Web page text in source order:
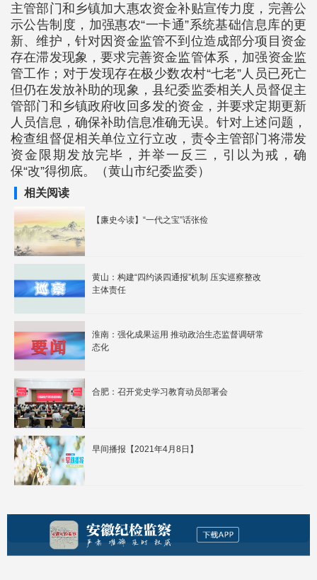
主管部门和乡镇加大惠农资金补贴宣传力度，完善公
示公告制度，加强惠农“一卡通”系统基础信息库的更
新、维护，针对因资金监管不到位造成部分项目资金
存在滞发现象，要求完善资金监管体系，加强资金监
管工作；对于发现存在极少数农村“七老”人员已死亡
但仍在发放补助的现象，县纪委监委相关人员督促主
管部门和乡镇政府收回多发的资金，并要求定期更新
人员信息，确保补助信息准确无误。针对上述问题，
检查组督促相关单位立行立改，责令主管部门将滞发
资金限期发放完毕，并举一反三，引以为戒，确
保“改”得彻底。（黄山市纪委监委）
相关阅读
【廉史今读】“一代之宝”话张俭
黄山：构建“四约谈四通报”机制 压实巡察整改
主体责任
淮南：强化成果运用 推动政治生态监督调研常
态化
合肥：召开党史学习教育动员部署会
早间播报【2021年4月8日】